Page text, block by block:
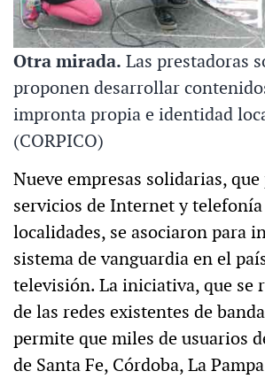
Otra mirada. Las prestadoras
proponen desarrollar
impronta propia e identidad
(CORPICO)
Nueve empresas solidarias,
servicios de Internet y
localidades, se asociaron para
sistema de vanguardia en el
televisión. La iniciativa, que se
de las redes existentes de
permite que miles de usuarios
de Santa Fe, Córdoba, La